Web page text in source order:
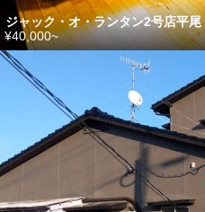
ジャック・オ・ランタン2号店平尾
¥40,000~